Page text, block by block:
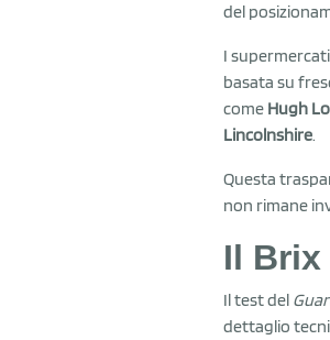
del
I
basata su
come Hugh
Lincolnshire.
Questa
non rimane
Il
Il test del
dettaglio